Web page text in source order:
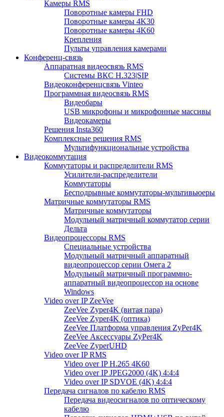
Камеры RMS
Поворотные камеры FHD
Поворотные камеры 4K30
Поворотные камеры 4K60
Крепления
Пульты управления камерами
Конференц-связь
Аппаратная видеосвязь RMS
Системы ВКС H.323|SIP
Видеоконференцсвязь Vinteo
Программная видеосвязь RMS
Видеобары
USB микрофоны и микрофонные массивы
Видеокамеры
Решения Insta360
Комплексные решения RMS
Мультифункциональные устройства
Видеокоммутация
Коммутаторы и распределители RMS
Усилители-распределители
Коммутаторы
Бесподрывные коммутаторы-мультивьюеры
Матричные коммутаторы RMS
Матричные коммутаторы
Модульный матричный коммутатор серии
Дельта
Видеопроцессоры RMS
Специальные устройства
Модульный матричный аппаратный
видеопроцессор серии Омега 2
Модульный матричный программно-
аппаратный видеопроцессор на основе
Windows
Video over IP ZeeVee
ZeeVee Zyper4K (витая пара)
ZeeVee Zyper4K (оптика)
ZeeVee Платформа управления ZyPer4K
ZeeVee Аксессуары ZyPer4K
ZeeVee ZyperUHD
Video over IP RMS
Video over IP H.265 4K60
Video over IP JPEG2000 (4K) 4:4:4
Video over IP SDVOE (4K) 4:4:4
Передача сигналов по кабелю RMS
Передача видеосигналов по оптическому
кабелю